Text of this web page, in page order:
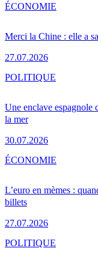
Merci la Chine : elle a
27.07.2026
ÉCONOMIE
Une enclave espagnole
la mer
30.07.2026
POLITIQUE
L’euro en mèmes :
billets
27.07.2026
ÉCONOMIE
POLITIQUE